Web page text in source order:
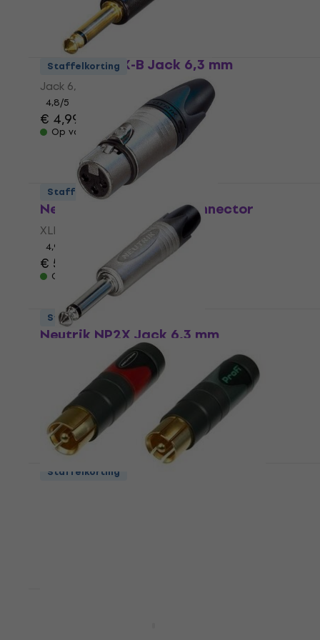
Neutrik NP2X-B Jack 6,3 mm
Jack 6,3 mm
4,8/5
€ 4,99
Op voorraad
Staffelkorting
Neutrik NC3FXX XLR-connector
XLR-connector
4,9
€ 5,39
Op voorraad
Staffelkorting
Neutrik NP2X Jack 6,3 mm
€ 5,59
Op voorraad
Staffelkorting
Staffelkorting